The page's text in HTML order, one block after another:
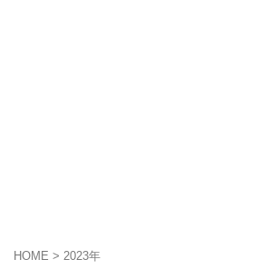
HOME > 2023年